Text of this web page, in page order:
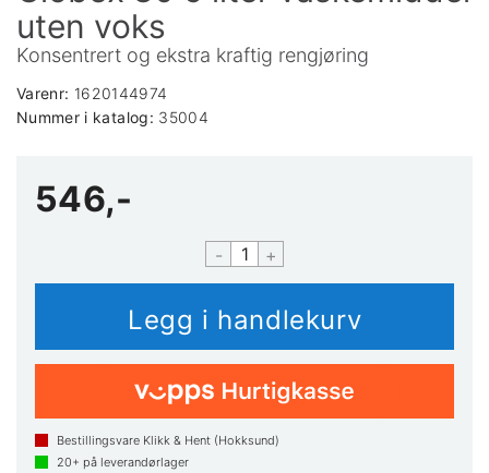
uten voks
Konsentrert og ekstra kraftig rengjøring
Varenr: 1620144974
Nummer i katalog: 35004
546,-
- +
Bestillingsvare Klikk & Hent (Hokksund)
20+ på leverandørlager